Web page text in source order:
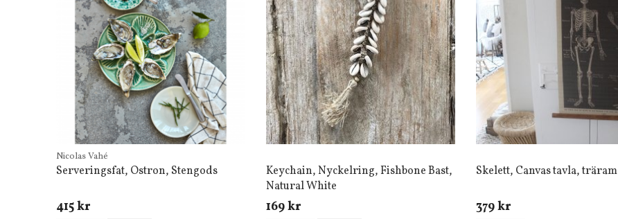
Nicolas Vahé
Serveringsfat, Ostron, Stengods
415 kr
Keychain, Nyckelring, Fishbone Bast,
Natural White
169 kr
Skelett, Canvas tavla, träram
379 kr